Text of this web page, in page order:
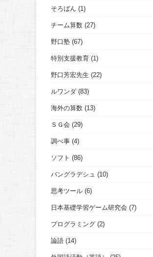
そろばん (1)
チーム算数 (27)
野口塾 (67)
特別支援教育 (1)
野口芳宏先生 (22)
ルワンダ (83)
海外の算数 (13)
ＳＧ会 (29)
調べ事 (4)
ソフト (86)
バングラデシュ (10)
思考ツール (6)
日本基礎学習ゲーム研究会 (7)
プログラミング (2)
論語 (14)